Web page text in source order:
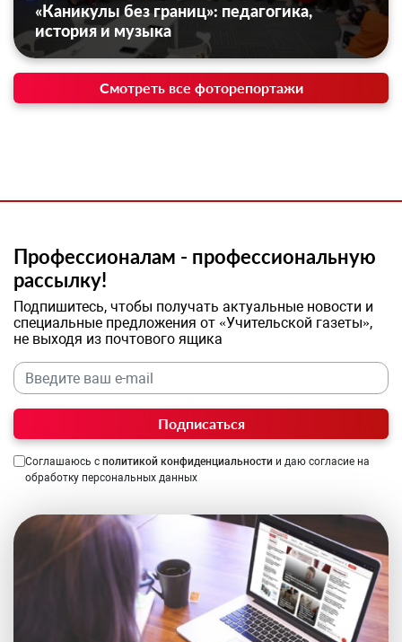
«Каникулы без границ»: педагогика,
история и музыка
Смотреть все фоторепортажи
Профессионалам - профессиональную
рассылку!
Подпишитесь, чтобы получать актуальные новости и
специальные предложения от «Учительской газеты»,
не выходя из почтового ящика
Подписаться
Соглашаюсь с политикой конфиденциальности и даю согласие на
обработку персональных данных